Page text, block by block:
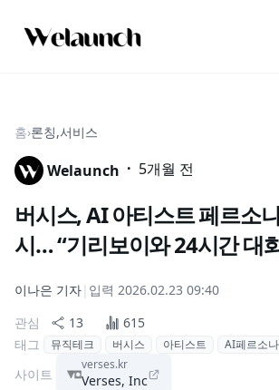
홈›론칭,서비스
Welaunch · 5개월 전
버시스, AI 아티스트 페르소
시… “기리보이와 24시간 대
이나은 기자| 입력 2026.02.23 09:40
관심
13
615
태그
뮤직테크 버시스 아티스트 AI페르소나
사이트
verses.kr
Verses, Inc